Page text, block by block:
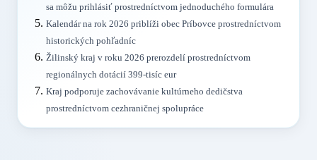
sa môžu prihlásiť prostredníctvom jednoduchého formulára
Kalendár na rok 2026 priblíži obec Príbovce prostredníctvom
historických pohľadníc
Žilinský kraj v roku 2026 prerozdelí prostredníctvom
regionálnych dotácií 399-tisíc eur
Kraj podporuje zachovávanie kultúrneho dedičstva
prostredníctvom cezhraničnej spolupráce